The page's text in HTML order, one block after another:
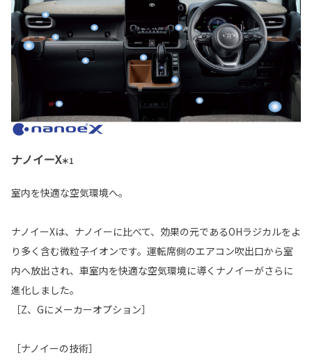
ナノイーX＊1
室内を快適な空気環境へ。
ナノイーXは、ナノイーに比べて、効果の元であるOHラジカルをよ
り多く含む微粒子イオンです。運転席側のエアコン吹出口から室
内へ放出され、車室内を快適な空気環境に導くナノイーがさらに
進化しました。
［Z、Gにメーカーオプション］
［ナノイーの技術］